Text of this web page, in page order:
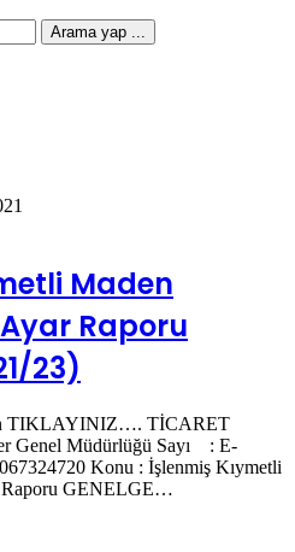
Arama yap ...
Maden
Raporu
23)
TIKLAYINIZ…. TİCARET
Genel Müdürlüğü Sayı : E-
Konu : İşlenmiş Kıymetli
Raporu GENELGE…